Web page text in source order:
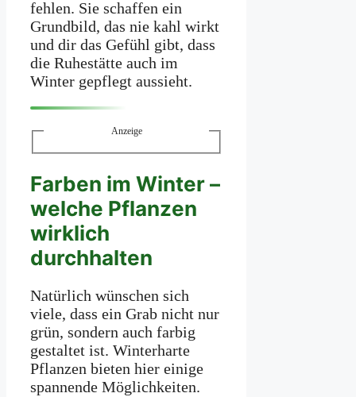
fehlen. Sie schaffen ein
Grundbild, das nie kahl wirkt
und dir das Gefühl gibt, dass
die Ruhestätte auch im
Winter gepflegt aussieht.
Anzeige
Farben im Winter –
welche Pflanzen
wirklich
durchhalten
Natürlich wünschen sich
viele, dass ein Grab nicht nur
grün, sondern auch farbig
gestaltet ist. Winterharte
Pflanzen bieten hier einige
spannende Möglichkeiten.